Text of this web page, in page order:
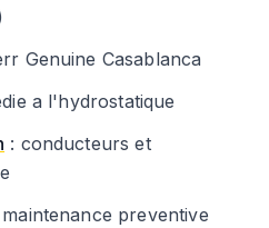
Genuine Casablanca
a l'hydrostatique
: conducteurs et
preventive